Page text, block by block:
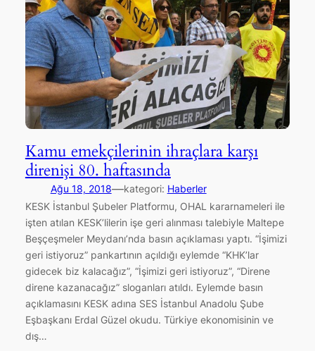
Kamu emekçilerinin ihraçlara karşı
direnişi 80. haftasında
Ağu 18, 2018—kategori: Haberler
KESK İstanbul Şubeler Platformu, OHAL kararnameleri ile
işten atılan KESK’lilerin işe geri alınması talebiyle Maltepe
Beşçeşmeler Meydanı’nda basın açıklaması yaptı. “İşimizi
geri istiyoruz” pankartının açıldığı eylemde “KHK’lar
gidecek biz kalacağız”, “İşimizi geri istiyoruz”, “Direne
direne kazanacağız” sloganları atıldı. Eylemde basın
açıklamasını KESK adına SES İstanbul Anadolu Şube
Eşbaşkanı Erdal Güzel okudu. Türkiye ekonomisinin ve
dış…